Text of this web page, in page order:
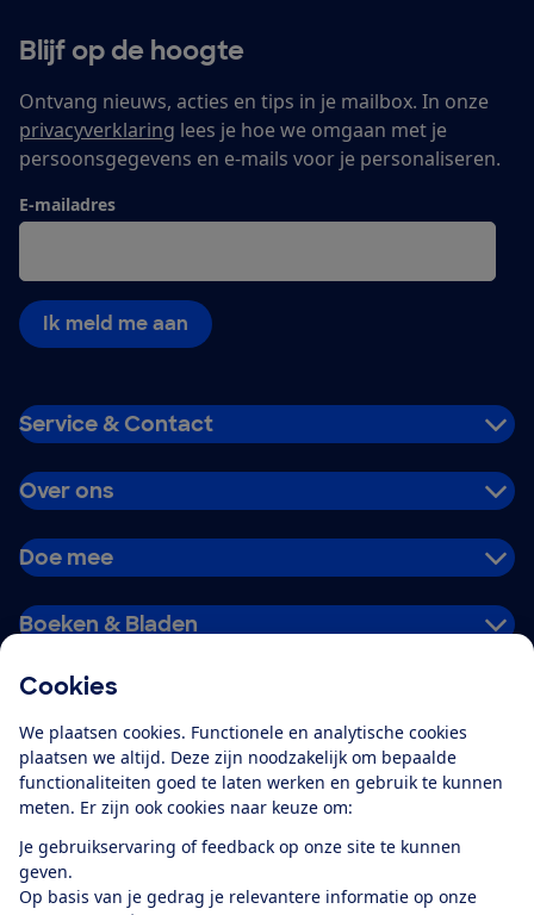
Cookies
We plaatsen cookies. Functionele en analytische cookies
plaatsen we altijd. Deze zijn noodzakelijk om bepaalde
functionaliteiten goed te laten werken en gebruik te kunnen
meten. Er zijn ook cookies naar keuze om:
Je gebruikservaring of feedback op onze site te kunnen
geven.
Op basis van je gedrag je relevantere informatie op onze
Blijf op de hoogte
Ontvang nieuws, acties en tips in je mailbox. In onze
privacyverklaring lees je hoe we omgaan met je
persoonsgegevens en e-mails voor je personaliseren.
E-mailadres
Ik meld me aan
Service & Contact
Over ons
Doe mee
Boeken & Bladen
Alles over de
app